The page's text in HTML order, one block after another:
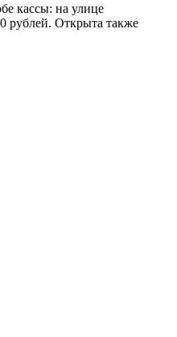
кассы: на улице
рублей. Открыта также